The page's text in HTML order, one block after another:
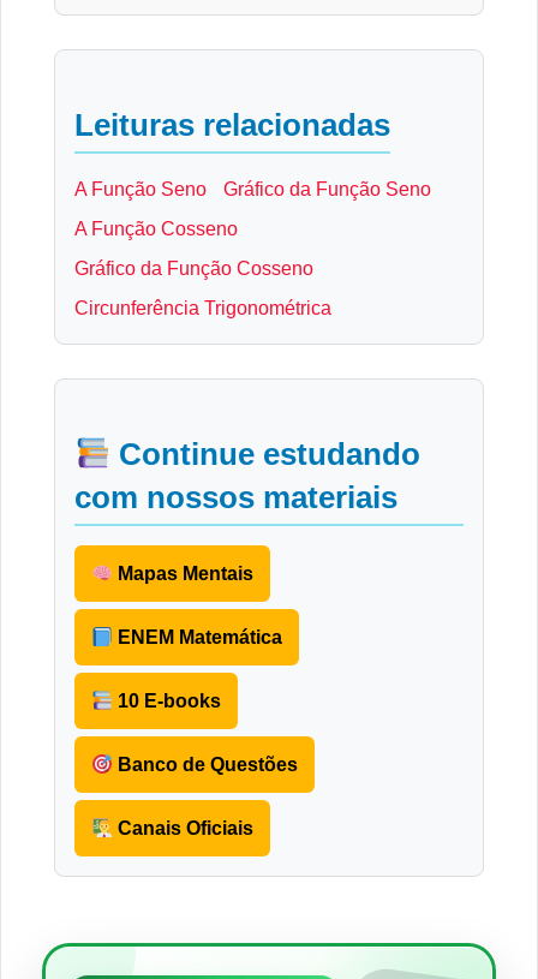
Leituras relacionadas
A Função Seno
Gráfico da Função Seno
A Função Cosseno
Gráfico da Função Cosseno
Circunferência Trigonométrica
Continue estudando
com nossos materiais
Mapas Mentais
ENEM Matemática
10 E-books
Banco de Questões
Canais Oficiais